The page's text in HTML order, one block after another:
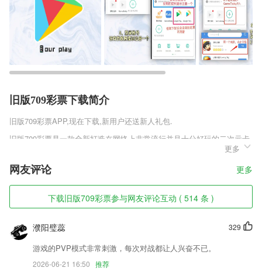
旧版709彩票下载简介
旧版709彩票APP,现在下载,新用户还送新人礼包.
旧版709彩票是一款全新打造在网络上非常流行并且十分好玩的二次元卡
牌类手游，游戏中各方面的设计可以说是做到极致，游戏场景采用高清的
渲染方式，游戏中有各种各样的少女卡牌，并且每一张卡牌都是不同的各
有各的特色，每一张少女的卡牌的属性都是不一样的，玩家可以根据各种
属性合理配置打造最强的卡牌阵容，参与游戏中各种的对战完成各种游戏
任务解锁更多的卡牌，抵御游戏中那些反派人物的入侵，守护自己游戏中
的美好家园。
旧版709彩票软件特色
1,手机里的扫描仪，自动识别文档边界生成扫描件
2,安全私密：支持在线图文，语音、留言多样方式问诊，专科义诊既照顾
更多
网友评论 更多
下载旧版709彩票参与网友评论互动 ( 514 条 )
329
濮阳璧蕊
游戏的PVP模式非常刺激，每次对战都让人兴奋不已。
2026-06-21 16:50 推荐